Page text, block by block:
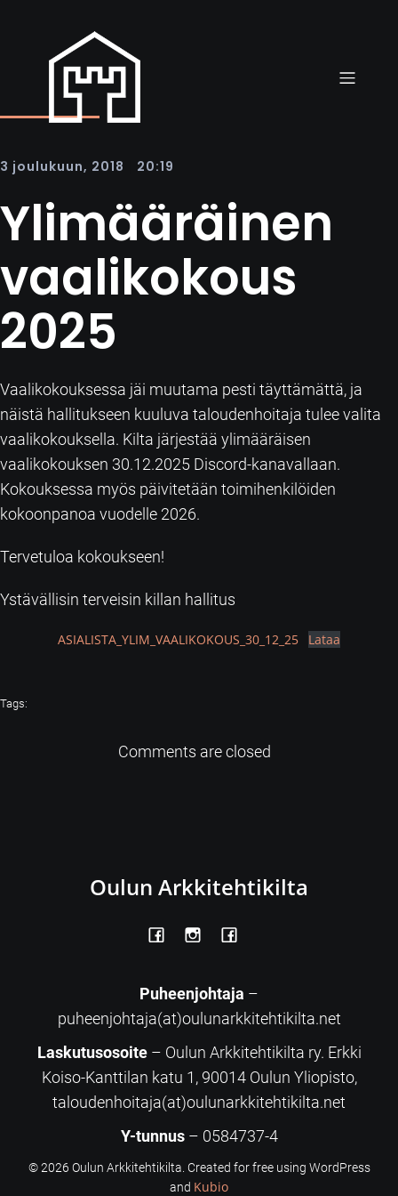
3 joulukuun, 2018 20:19
Ylimääräinen
vaalikokous
2025
Vaalikokouksessa jäi muutama pesti täyttämättä, ja
näistä hallitukseen kuuluva taloudenhoitaja tulee valita
vaalikokouksella. Kilta järjestää ylimääräisen
vaalikokouksen 30.12.2025 Discord-kanavallaan.
Kokouksessa myös päivitetään toimihenkilöiden
kokoonpanoa vuodelle 2026.
Tervetuloa kokoukseen!
Ystävällisin terveisin killan hallitus
ASIALISTA_YLIM_VAALIKOKOUS_30_12_25 Lataa
Tags:
Comments are closed
Oulun Arkkitehtikilta
Puheenjohtaja –
puheenjohtaja(at)oulunarkkitehtikilta.net
Laskutusosoite– Oulun Arkkitehtikilta ry. Erkki
Koiso-Kanttilan katu 1, 90014 Oulun Yliopisto,
taloudenhoitaja(at)oulunarkkitehtikilta.net
Y-tunnus – 0584737-4
© 2026 Oulun Arkkitehtikilta. Created for free using WordPress
and Kubio